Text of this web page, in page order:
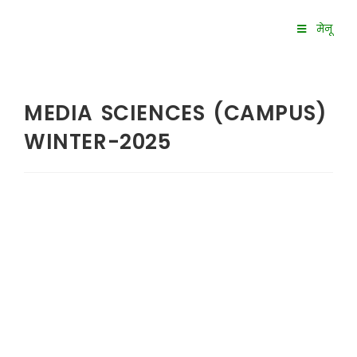
मेनू
MEDIA SCIENCES (CAMPUS)
WINTER-2025